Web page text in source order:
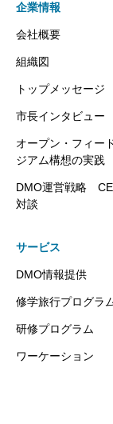
企業情報
会社概要
組織図
トップメッセージ
市長インタビュー
オープン・フィー
ジアム構想の実践
DMO運営戦略
対談
サービス
DMO情報提供
修学旅行プログラ
研修プログラム
ワーケーション